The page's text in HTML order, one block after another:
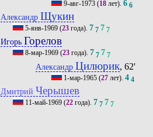
9-авг-1973 (18 лет).6 6
Александр Щукин
5-янв-1969(23года). 7 7 7 7
Игорь Горелов
8-мар-1969(23года). 7 7 7 7
Александр Цилюрик, 62'
1-мар-1965 (27 лет).4 4
Дмитрий Черышев
11-май-1969(22года). 7 7 7 7